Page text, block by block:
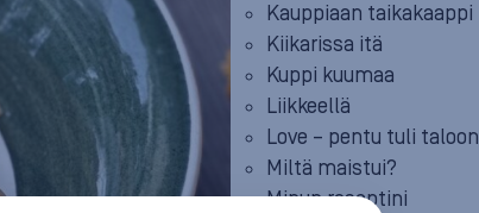
Kauppiaan taikakaappi
Kiikarissa itä
Kuppi kuumaa
Liikkeellä
Love – pentu tuli taloon
Miltä maistui?
Minun reseptini